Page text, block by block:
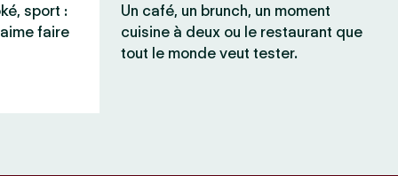
sport :
faire
Un café, un brunch, un moment
cuisine à deux ou le restaurant que
tout le monde veut tester.